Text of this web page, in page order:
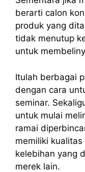
berarti calon
produk yang
tidak menutup
untuk
Itulah berbagai
dengan cara
seminar.
untuk mulai
ramai
memiliki
kelebihan yang
merek lain.